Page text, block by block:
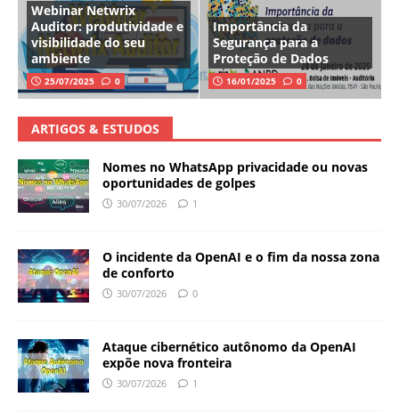
Webinar Netwrix
Auditor: produtividade e
visibilidade do seu
ambiente
25/07/2025 0
Importância da
Segurança para a
Proteção de Dados
16/01/2025 0
ARTIGOS & ESTUDOS
Nomes no WhatsApp privacidade ou novas
oportunidades de golpes
30/07/2026 1
O incidente da OpenAI e o fim da nossa zona
de conforto
30/07/2026 0
Ataque cibernético autônomo da OpenAI
expõe nova fronteira
30/07/2026 1